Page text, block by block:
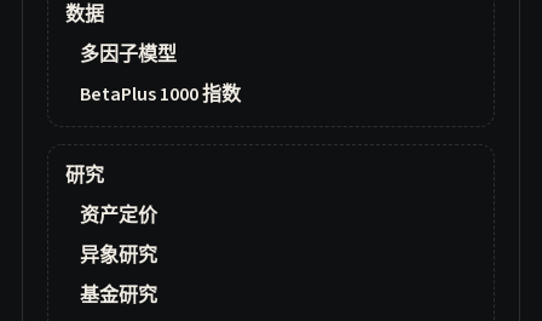
数据
多因子模型
BetaPlus 1000 指数
研究
资产定价
异象研究
基金研究